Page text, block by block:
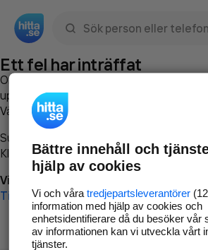
Ett fel har inträffat
Om du vill kan du
uppstod så att vi lättare och snabbare
Vänligen försök med följande:
Surfa till
Klicka påTillbaka-knappen i webbläsaren
Vi beklagar besväret!
Till startsidan
Bättre innehåll och
hjälp av cookies
Vi och våra tredjepartsleverantörer
information med hjälp av cookies och
enhetsidentifierare då du besöker vår
av informationen kan vi utveckla vårt
tjänster.